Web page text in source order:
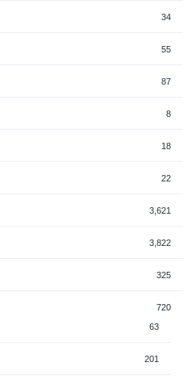
34
55
87
8
18
22
3,621
3,822
325
720
63
201